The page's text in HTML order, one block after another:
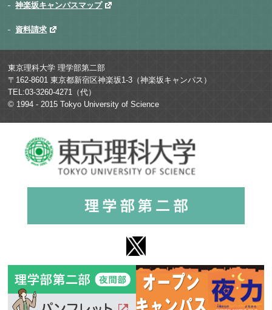
神楽坂キャンパスマップ
資料請求
東京理科大学 理学部第二部
〒162-8601 東京都新宿区神楽坂1-3（神楽坂キャンパス）
TEL:03-3260-4271（代）
© 1994 - 2015 Tokyo University of Science